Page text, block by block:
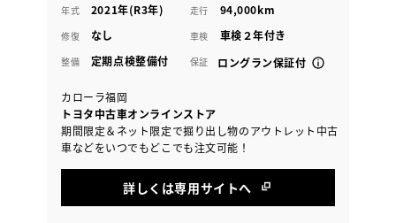
年式 2021年(R3年) 走行 94,000km
修復 なし 車検 車検２年付き
整備 定期点検整備付 保証 ロングラン保証付
カローラ福岡
トヨタ中古車オンラインストア
期間限定＆ネット限定で掘り出し物のアウトレット中古
車などをいつでもどこでも注文可能！
詳しくは専用サイトへ